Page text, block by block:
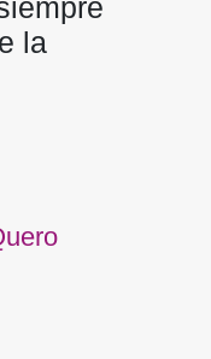
la